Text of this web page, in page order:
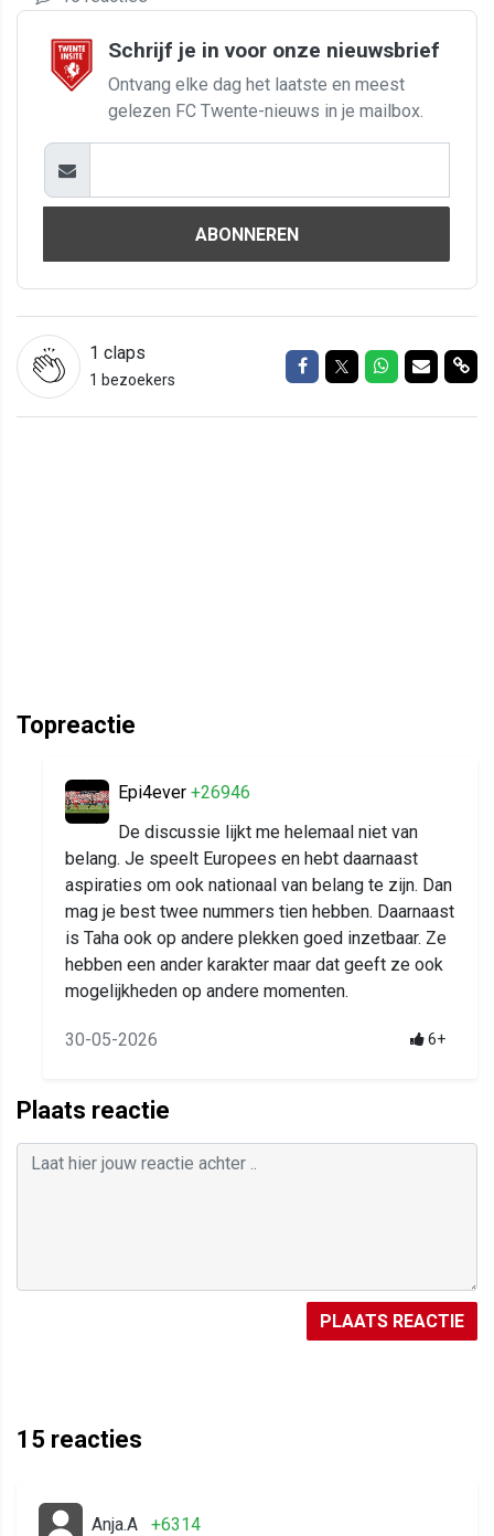
Schrijf je in voor onze nieuwsbrief
Ontvang elke dag het laatste en meest
gelezen FC Twente-nieuws in je mailbox.
ABONNEREN
1 claps
1 bezoekers
Delen op Facebook
Delen op Twitter
Delen op
Delen
Topreactie
Epi4ever +26946
De discussie lijkt me helemaal niet van
belang. Je speelt Europees en hebt daarnaast
aspiraties om ook nationaal van belang te zijn. Dan
mag je best twee nummers tien hebben. Daarnaast
is Taha ook op andere plekken goed inzetbaar. Ze
hebben een ander karakter maar dat geeft ze ook
mogelijkheden op andere momenten.
30-05-2026 6+
Plaats reactie
PLAATS REACTIE
15 reacties
Anja.A +6314